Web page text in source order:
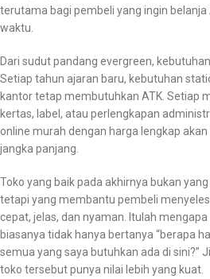
terutama bagi pembeli yang ingin
waktu.
Dari sudut pandang evergreen,
Setiap tahun ajaran baru, kebutuhan
kantor tetap membutuhkan ATK. Setiap
kertas, label, atau perlengkapan
online murah dengan harga lengkap
jangka panjang.
Toko yang baik pada akhirnya bukan
tetapi yang membantu pembeli
cepat, jelas, dan nyaman. Itulah
biasanya tidak hanya bertanya “berapa
semua yang saya butuhkan ada di sini?”
toko tersebut punya nilai lebih yang kuat.